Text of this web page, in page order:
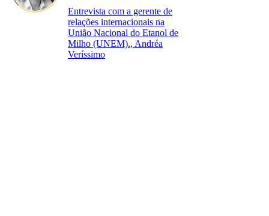
Entrevista com a gerente de
relações internacionais na
União Nacional do Etanol de
Milho (UNEM)., Andréa
Veríssimo